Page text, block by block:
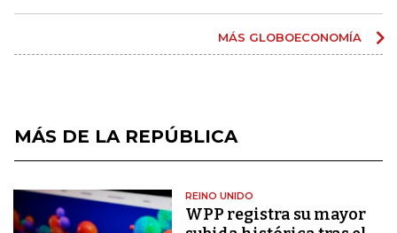
MÁS GLOBOECONOMÍA
MÁS DE LA REPÚBLICA
REINO UNIDO
WPP registra su mayor